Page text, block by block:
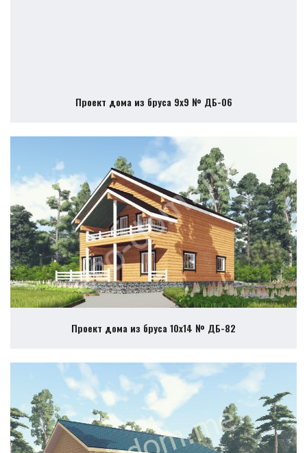
Проект дома из бруса 9х9 № ДБ-06
Проект дома из бруса 10х14 № ДБ-82